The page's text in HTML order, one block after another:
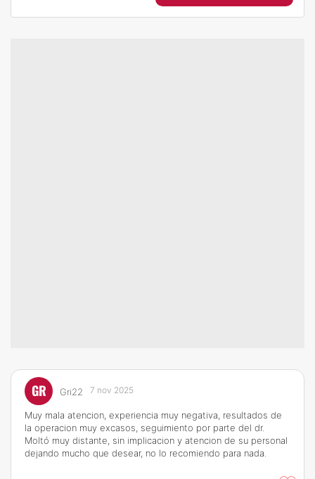
GR Gri22 7 nov 2025
Muy mala atencion, experiencia muy negativa, resultados de
la operacion muy excasos, seguimiento por parte del dr.
Moltó muy distante, sin implicacion y atencion de su personal
dejando mucho que desear, no lo recomiendo para nada.